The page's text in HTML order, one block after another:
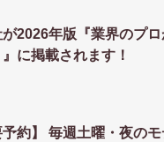
2026年版『業界のプ
に掲載されます！
予約】 毎週土曜・夜の